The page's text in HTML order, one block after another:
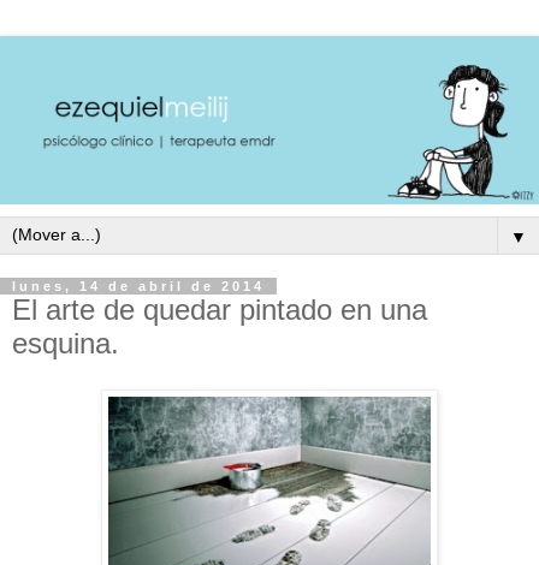
▼
lunes, 14 de abril de 2014
El arte de quedar pintado en una
esquina.